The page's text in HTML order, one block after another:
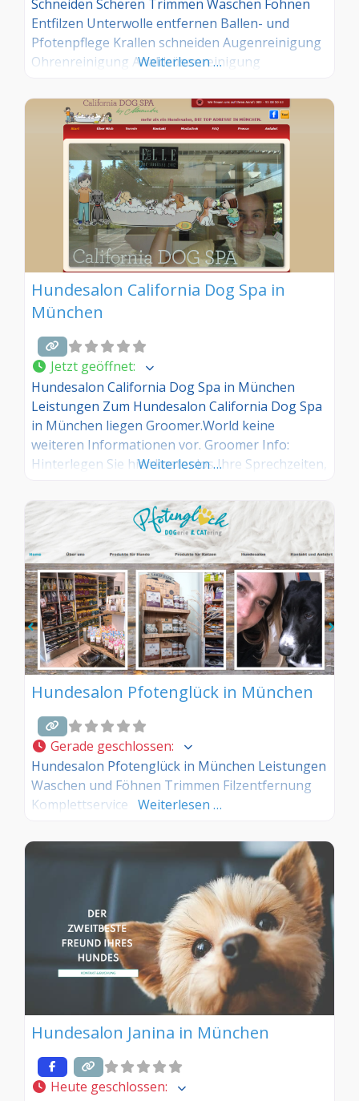
Schneiden Scheren Trimmen Waschen Föhnen
Entfilzen Unterwolle entfernen Ballen- und
Pfotenpflege Krallen schneiden Augenreinigung
Ohrenreinigung Analdrüsenreinigung
Weiterlesen …
Hundesalon California Dog Spa in
München
Jetzt geöffnet:
Hundesalon California Dog Spa in München
Leistungen Zum Hundesalon California Dog Spa
in München liegen Groomer.World keine
weiteren Informationen vor. Groomer Info:
Hinterlegen Sie hier kostenlos Ihre Sprechzeiten,
anmelden! Sind Sie Kunde dieses Hundesalons?
Dann teilen Sie Ihre Erfahrungen über die
Kommentarfunktion unten mit anderen
Hundebesitzer/innen!
Weiterlesen …
Hundesalon Pfotenglück in München
Gerade geschlossen:
Hundesalon Pfotenglück in München Leistungen
Waschen und Föhnen Trimmen Filzentfernung
Komplettservice Weiterlesen …
Hundesalon Janina in München
Heute geschlossen: